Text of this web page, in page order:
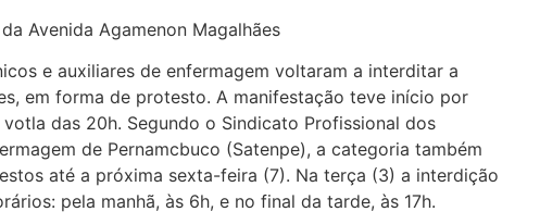
Avenida Agamenon Magalhães
e auxiliares de enfermagem voltaram a interditar a
em forma de protesto. A manifestação teve início por
das 20h. Segundo o Sindicato Profissional dos
de Pernamcbuco (Satenpe), a categoria também
até a próxima sexta-feira (7). Na terça (3) a interdição
pela manhã, às 6h, e no final da tarde, às 17h.